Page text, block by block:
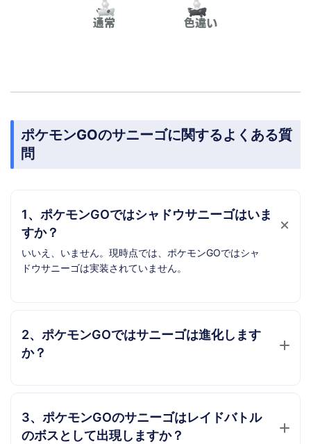
ポケモンGOのサニーゴに関するよくある質
問
1、ポケモンGOではシャドウサニーゴはいま
すか？
いいえ、いません。現時点では、ポケモンGOではシャ
ドウサニーゴは実装されていません。
2、ポケモンGOではサニーゴは進化します
か？
3、ポケモンGOのサニーゴはレイドバトル
のボスとして出現しますか？